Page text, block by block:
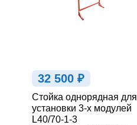
32 500 ₽
Стойка однорядная для
установки 3-х модулей
L40/70-1-3